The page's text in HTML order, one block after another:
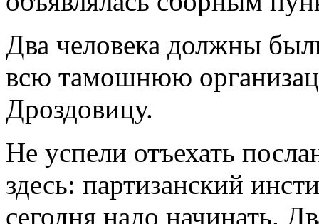
Два человека должны
всю тамошнюю
Дроздовицу.
Не успели отъехать
здесь: партизанский
сегодня надо начинать.